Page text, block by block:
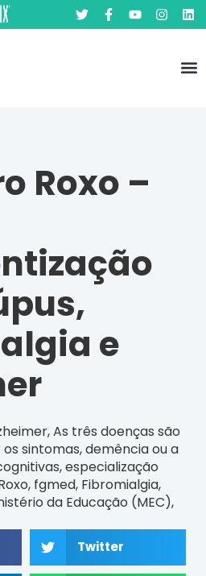
Roxo –
e
,As três doenças são
sintomas,demência ou a
,especialização
, fgmed, Fibromialgia,
da Educação (MEC),
Twitter